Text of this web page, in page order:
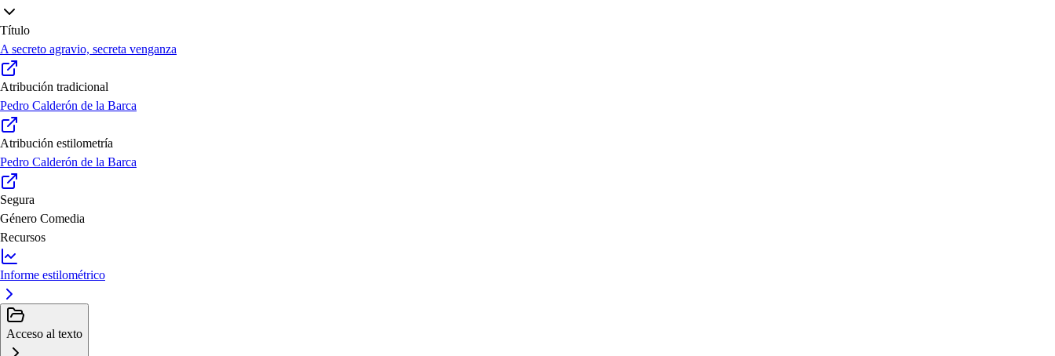
Título
A secreto agravio, secreta venganza
Atribución tradicional
Pedro Calderón de la Barca
Atribución estilometría
Pedro Calderón de la Barca
Segura
Género Comedia
Recursos
Informe estilométrico
Acceso al texto